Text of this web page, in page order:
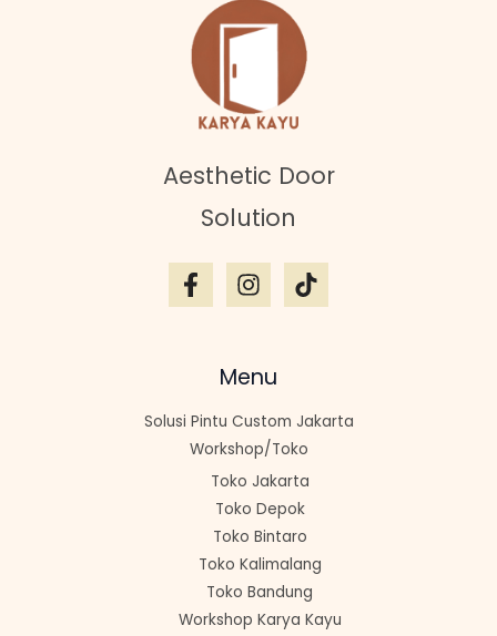
Aesthetic Door
Solution
Menu
Solusi Pintu Custom Jakarta
Workshop/Toko
Toko Jakarta
Toko Depok
Toko Bintaro
Toko Kalimalang
Toko Bandung
Workshop Karya Kayu